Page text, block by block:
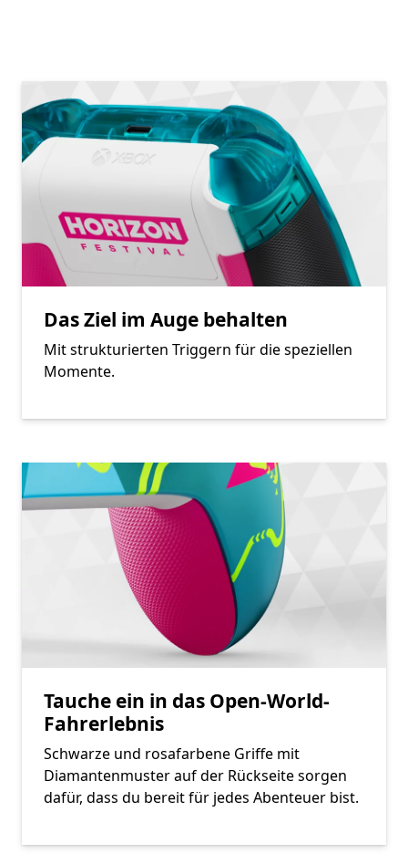
Das Ziel im Auge behalten
Mit strukturierten Triggern für die speziellen
Momente.
Tauche ein in das Open-World-
Fahrerlebnis
Schwarze und rosafarbene Griffe mit
Diamantenmuster auf der Rückseite sorgen
dafür, dass du bereit für jedes Abenteuer bist.